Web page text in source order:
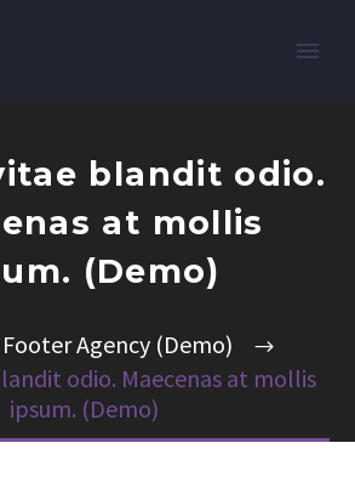
blandit odio.
at mollis
(Demo)
Footer Agency (Demo)
odio. Maecenas at mollis
ipsum. (Demo)